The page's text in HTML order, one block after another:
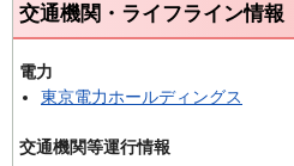
交通機関・ライフライン情報
電力
東京電力ホールディングス
交通機関等運行情報